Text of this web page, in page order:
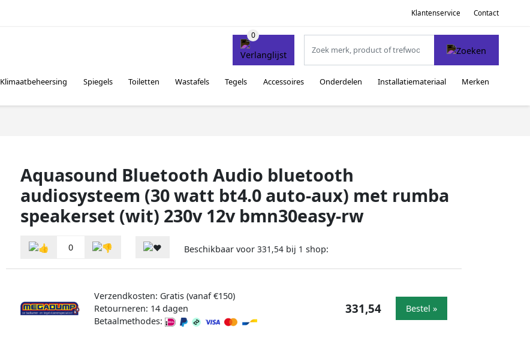
Klantenservice Contact
Klimaatbeheersing Spiegels Toiletten Wastafels Tegels Accessoires Onderdelen Installatiemateriaal Merken
Aquasound Bluetooth Audio bluetooth
audiosysteem (30 watt bt4.0 auto-aux) met rumba
speakerset (wit) 230v 12v bmn30easy-rw
0 Beschikbaar voor 331,54 bij 1 shop:
Verzendkosten: Gratis (vanaf €150)
Retourneren: 14 dagen
Betaalmethodes:
331,54 Bestel »